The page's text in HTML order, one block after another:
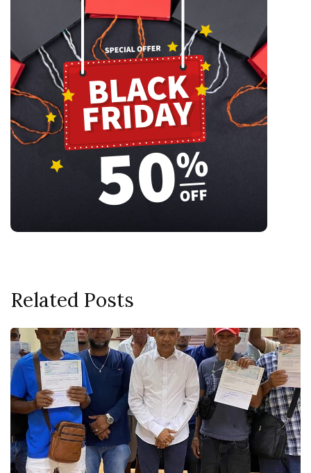
Related Posts